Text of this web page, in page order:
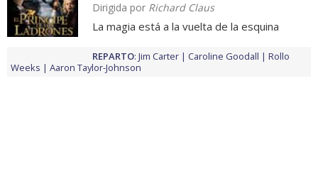
Dirigida por Richard Claus
La magia está a la vuelta de la esquina
REPARTO: Jim Carter Caroline Goodall
Rollo
Weeks
Aaron Taylor-Johnson